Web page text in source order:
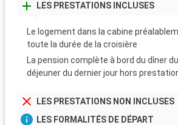
LES PRESTATIONS INCLUSES
Le logement dans la cabine
toute la durée de la croisière
La pension complète à bord du dîner
déjeuner du dernier jour hors
LES PRESTATIONS NON INCLUSES
LES FORMALITÉS DE DÉPART